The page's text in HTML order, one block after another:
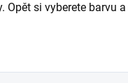
si vyberete barvu